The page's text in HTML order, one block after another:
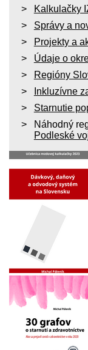
Kalkulačky
Správy a
Projekty a
Údaje o
Regióny
Inkluzívne
Starnutie
Náhodný
Podleské